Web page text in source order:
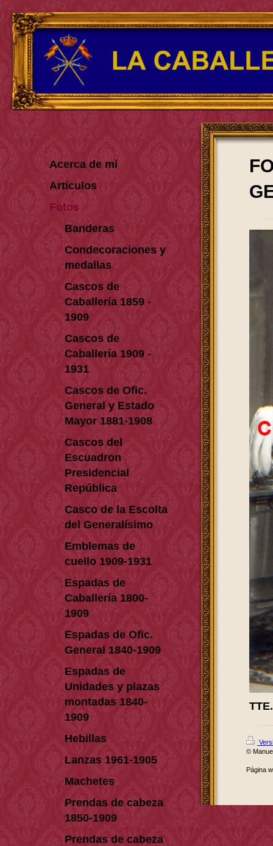
©
Página
Acerca de mí
Artículos
Fotos
Banderas
Condecoraciones y
medallas
Cascos de
Caballería 1859 -
1909
Cascos de
Caballería 1909 -
1931
Cascos de Ofic.
General y Estado
Mayor 1881-1908
Cascos del
Escuadron
Presidencial
República
Casco de la Escolta
del Generalísimo
Emblemas de
cuello 1909-1931
Espadas de
Caballería 1800-
1909
Espadas de Ofic.
General 1840-1909
Espadas de
Unidades y plazas
montadas 1840-
1909
Hebillas
Lanzas 1961-1905
Machetes
Prendas de cabeza
1850-1909
Prendas de cabeza